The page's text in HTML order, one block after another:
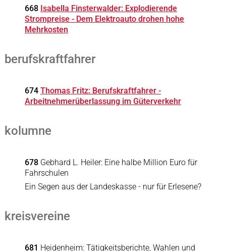
668 Isabella Finsterwalder: Explodierende
Strompreise - Dem Elektroauto drohen hohe
Mehrkosten
berufskraftfahrer
674 Thomas Fritz: Berufskraftfahrer -
Arbeitnehmerüberlassung im Güterverkehr
kolumne
678 Gebhard L. Heiler: Eine halbe Million Euro für
Fahrschulen
Ein Segen aus der Landeskasse - nur für Erlesene?
kreisvereine
681 Heidenheim: Tätigkeitsberichte, Wahlen und